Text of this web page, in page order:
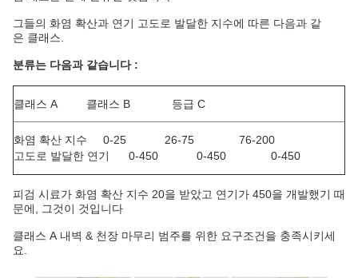
그들의 화염 확산과 연기 고도로 발달한 지수에 따른 다음과 같
은 클래스.
분류는 다음과 같습니다 :
클래스 A 클래스 B 등급 C
화염 확산 지수 0-25 26-75 76-200
고도로 발달한 연기 0-450 0-450 0-450
피검 시료가 화염 확산 지수 20을 받았고 연기가 450을 개발했기 때
문에, 그것이 것입니다
클래스 A 내벽 & 천장 마무리 범주를 위한 요구조건을 충족시키세
요.